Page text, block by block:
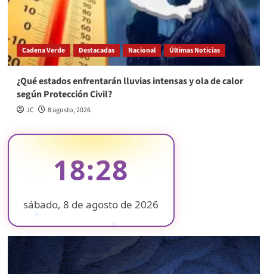
Cadena Verde Destacadas Nacional Últimas Noticias
¿Qué estados enfrentarán lluvias intensas y ola de calor
según Protección Civil?
JC 8 agosto, 2026
18:28
sábado, 8 de agosto de 2026